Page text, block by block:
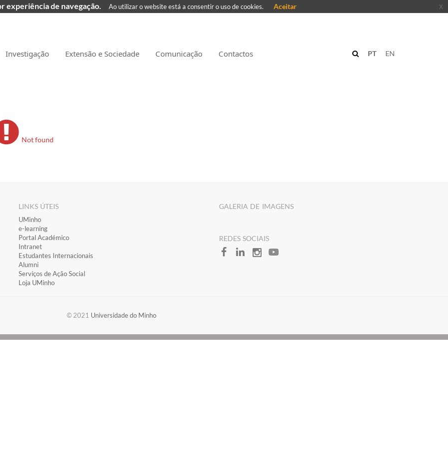
Investigação Extensão e Sociedade Comunicação Contactos EN
PT
Not found
LINKS ÚTEIS
​UMinho
​e-learning
​Portal Académico
​Intranet
Estudantes Inter​​nacionais
Alumni
Serviços de Ação Social
Loja UMinho
GALERIA DE IMAGENS
​REDES SOCIAIS
​​© 2021 Universidade do Minho​​​​
experiência de navegação. Ao utilizar o website está a consentir o uso de cookies. Aceitar x